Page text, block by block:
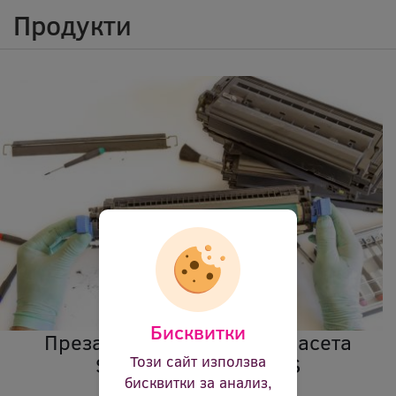
Продукти
Презареждане на тонер касета
Samsung CLT-M406S
Бисквитки
Този сайт използва
бисквитки за анализ,